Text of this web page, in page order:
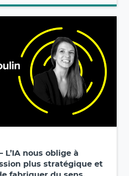
L’IA nous oblige à
plus stratégique et